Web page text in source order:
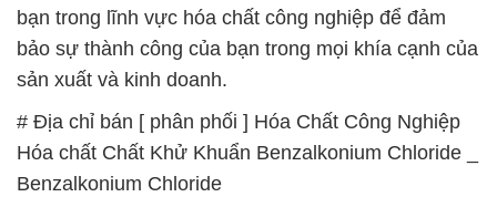
bạn trong lĩnh vực hóa chất công nghiệp để đảm
bảo sự thành công của bạn trong mọi khía cạnh của
sản xuất và kinh doanh.
# Địa chỉ bán [ phân phối ] Hóa Chất Công Nghiệp
Hóa chất Chất Khử Khuẩn Benzalkonium Chloride _
Benzalkonium Chloride